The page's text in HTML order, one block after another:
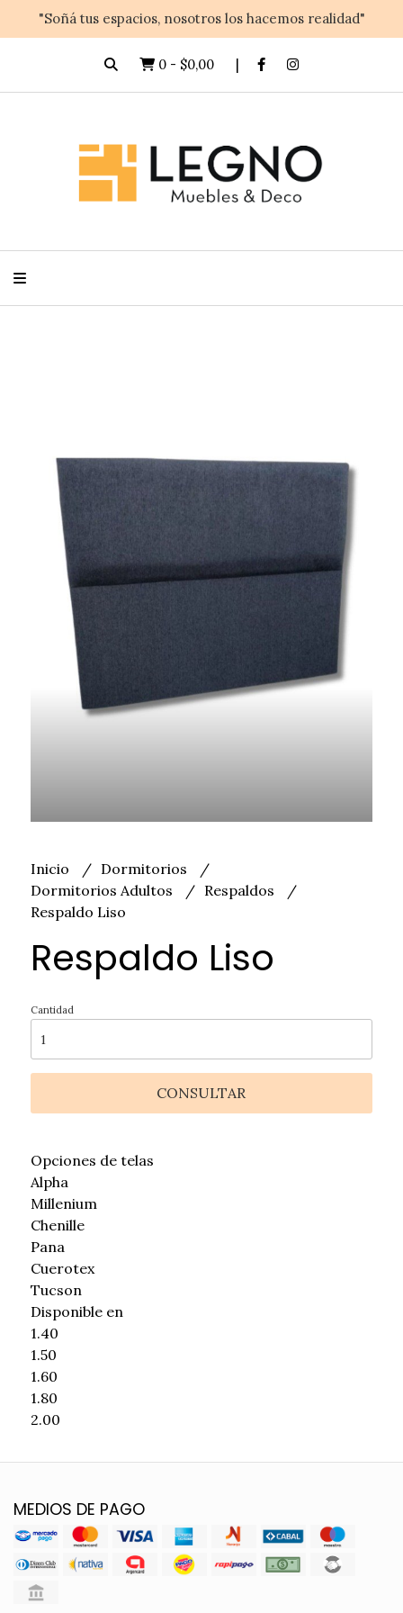
"Soñá tus espacios, nosotros los hacemos realidad"
0 - $0,00
Inicio
Dormitorios
Dormitorios Adultos
Respaldos
Respaldo Liso
Respaldo Liso
Cantidad
CONSULTAR
Opciones de telas
Alpha
Millenium
Chenille
Pana
Cuerotex
Tucson
Disponible en
1.40
1.50
1.60
1.80
2.00
MEDIOS DE PAGO